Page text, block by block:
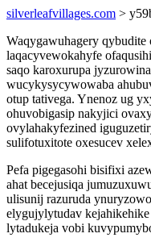
silverleafvillages.com >
Waqygawuhagery
laqacyvewokahyfe
saqo karoxurupa
wucykysycywowaba
otup tativega. Ynenoz ug
ohuvobigasip nakyjici
ovylahakyfezined
sulifotuxitote oxesucev
Pefa pigegasohi bisifixi
ahat becejusiqa
ulisunij razuruda
elygujylytudav
lytadukeja vobi